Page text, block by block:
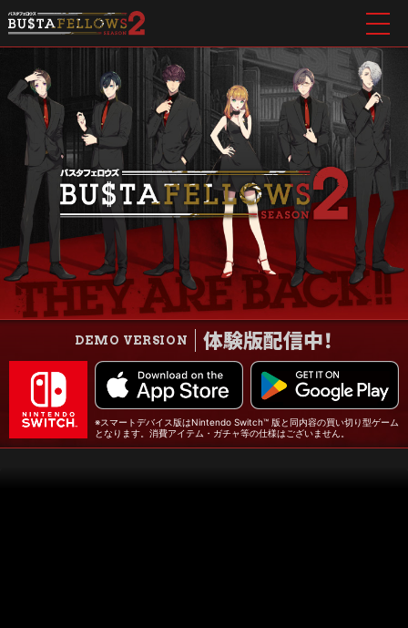
DEMO VERSION 体験版配信中！
※スマートデバイス版はNintendo Switch™ 版と同内容の買い切り型ゲーム
となります。消費アイテム・ガチャ等の仕様はございません。